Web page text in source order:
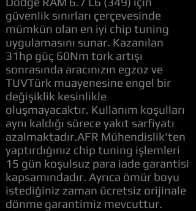
güvenlik sınırları çerçevesinde
mümkün olan en iyi chip tuning
uygulamasını sunar. Kazanılan
31hp güç 60Nm tork artışı
sonrasında aracınızın egzoz ve
TUVTürk muayenesine engel bir
değişiklik kesinlikle
oluşmayacaktır. Kullanım koşulları
aynı kaldığı sürece yakıt sarfiyatı
azalmaktadır.AFR Mühendislik'ten
yaptırdığınız chip tuning işlemleri
15 gün koşulsuz para iade garantisi
kapsamındadır. Ayrıca ömür boyu
istediğiniz zaman ücretsiz orijinale
dönme garantimiz mevcuttur.